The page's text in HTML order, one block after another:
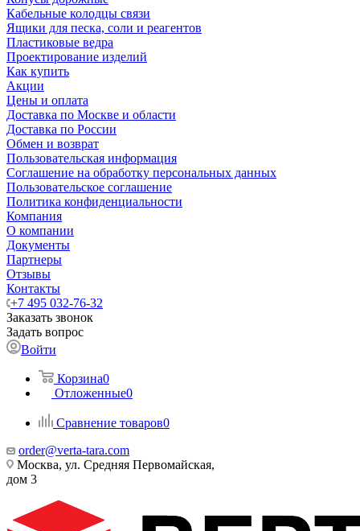
Кабельные колодцы связи
Ящики для песка, соли и реагентов
Пластиковые ведра
Проектирование изделий
Как купить
Акции
Цены и оплата
Доставка по Москве и области
Доставка по России
Обмен и возврат
Пользовательская информация
Соглашение на обработку персональных данных
Пользовательское соглашение
Политика конфиденциальности
Компания
О компании
Документы
Партнеры
Отзывы
Контакты
+7 495 032-76-32
Заказать звонок
Задать вопрос
Войти
Корзина0
Отложенные0
Сравнение товаров0
order@verta-tara.com
Москва, ул. Средняя Первомайская,
дом 3